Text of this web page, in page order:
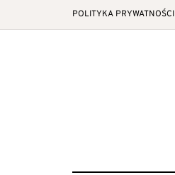
POLITYKA PRYWATNOŚCI